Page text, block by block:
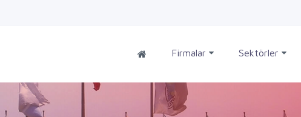
Firmalar Sektörler